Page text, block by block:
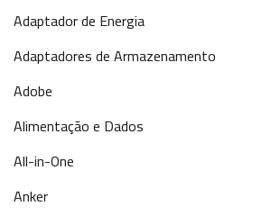
Adaptador de Energia
Adaptadores de Armazenamento
Adobe
Alimentação e Dados
All-in-One
Anker